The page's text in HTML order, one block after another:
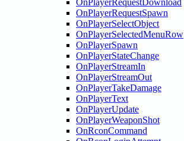
OnPlayerRequestDownload
OnPlayerRequestSpawn
OnPlayerSelectObject
OnPlayerSelectedMenuRow
OnPlayerSpawn
OnPlayerStateChange
OnPlayerStreamIn
OnPlayerStreamOut
OnPlayerTakeDamage
OnPlayerText
OnPlayerUpdate
OnPlayerWeaponShot
OnRconCommand